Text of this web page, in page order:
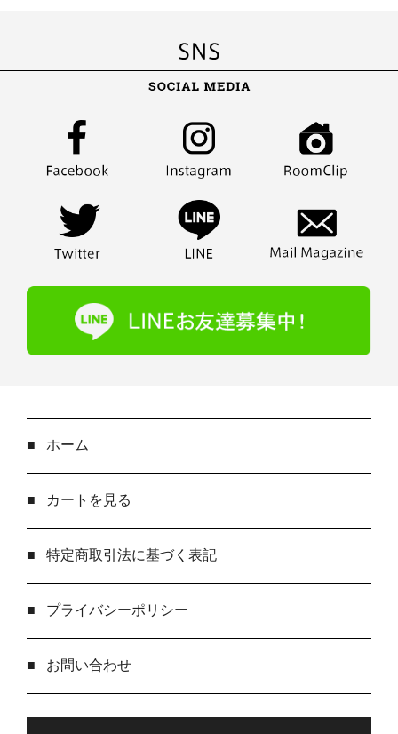
■ ホーム
■ カートを見る
■ 特定商取引法に基づく表記
■ プライバシーポリシー
■ お問い合わせ